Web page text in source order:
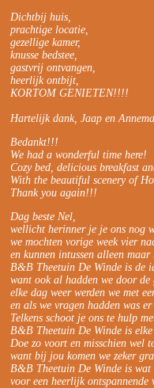
Dichtbij huis,
prachtige locatie,
gezellige kamer,
knusse bedstee,
gastvrij ontvangen,
heerlijk ontbijt,
KORTOM GENIETEN!!!!
Hartelijk dank, Jaap en
Bedankt!!!
We had a wonderful time here!
Cozy bed, delicious breakfast
With the beautiful scenery of
Thank you again!!!
Dag beste Nel,
wellicht herinner je je ons nog
we mochten vorige week vier
en kunnen intussen alleen
B&B Theetuin De Winde is de
want ook al hadden we door de
elke dag weer werden we met
en als we vragen hadden was
Telkens schoot je ons te hulp
B&B Theetuin De Winde is
Doe zo voort en misschien wel
want bij jou komen we zeker
B&B Theetuin De Winde is wat
voor een heerlijk